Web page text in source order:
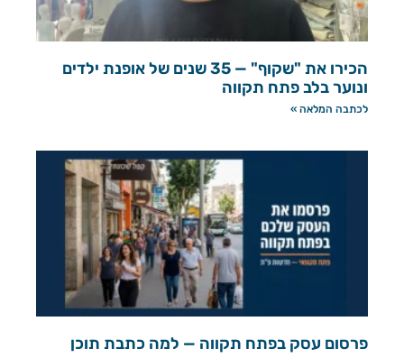
הכירו את "שקוף" — 35 שנים של אופנת ילדים
ונוער בלב פתח תקווה
לכתבה המלאה »
פרסום עסק בפתח תקווה — למה כתבת תוכן